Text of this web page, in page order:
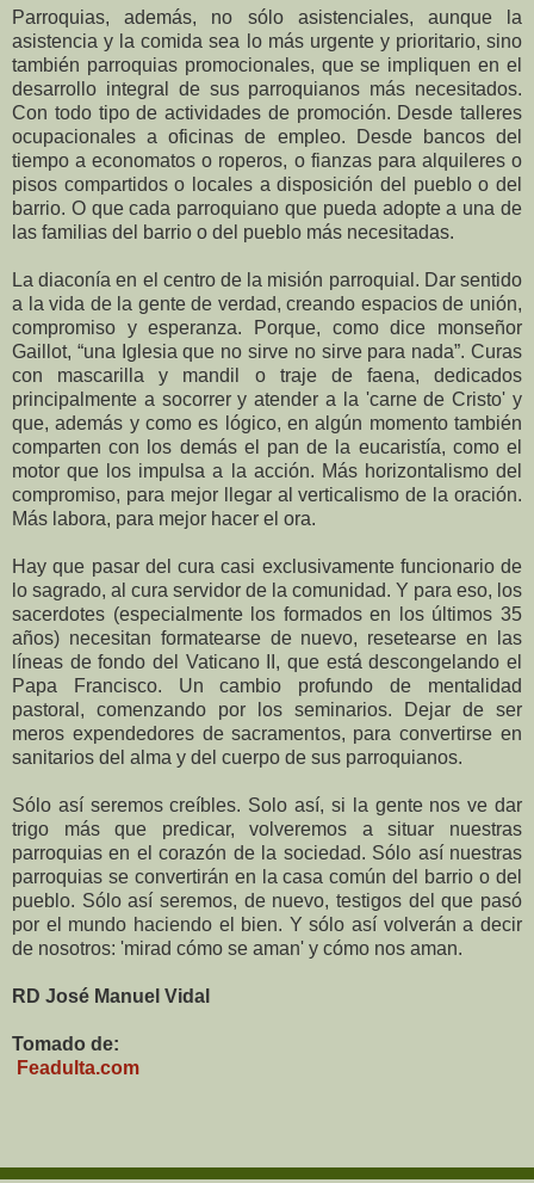
Parroquias, además, no sólo asistenciales, aunque la
asistencia y la comida sea lo más urgente y prioritario, sino
también parroquias promocionales, que se impliquen en el
desarrollo integral de sus parroquianos más necesitados.
Con todo tipo de actividades de promoción. Desde talleres
ocupacionales a oficinas de empleo. Desde bancos del
tiempo a economatos o roperos, o fianzas para alquileres o
pisos compartidos o locales a disposición del pueblo o del
barrio. O que cada parroquiano que pueda adopte a una de
las familias del barrio o del pueblo más necesitadas.
La diaconía en el centro de la misión parroquial. Dar sentido
a la vida de la gente de verdad, creando espacios de unión,
compromiso y esperanza. Porque, como dice monseñor
Gaillot, “una Iglesia que no sirve no sirve para nada”. Curas
con mascarilla y mandil o traje de faena, dedicados
principalmente a socorrer y atender a la 'carne de Cristo' y
que, además y como es lógico, en algún momento también
comparten con los demás el pan de la eucaristía, como el
motor que los impulsa a la acción. Más horizontalismo del
compromiso, para mejor llegar al verticalismo de la oración.
Más labora, para mejor hacer el ora.
Hay que pasar del cura casi exclusivamente funcionario de
lo sagrado, al cura servidor de la comunidad. Y para eso, los
sacerdotes (especialmente los formados en los últimos 35
años) necesitan formatearse de nuevo, resetearse en las
líneas de fondo del Vaticano II, que está descongelando el
Papa Francisco. Un cambio profundo de mentalidad
pastoral, comenzando por los seminarios. Dejar de ser
meros expendedores de sacramentos, para convertirse en
sanitarios del alma y del cuerpo de sus parroquianos.
Sólo así seremos creíbles. Solo así, si la gente nos ve dar
trigo más que predicar, volveremos a situar nuestras
parroquias en el corazón de la sociedad. Sólo así nuestras
parroquias se convertirán en la casa común del barrio o del
pueblo. Sólo así seremos, de nuevo, testigos del que pasó
por el mundo haciendo el bien. Y sólo así volverán a decir
de nosotros: 'mirad cómo se aman' y cómo nos aman.
RD José Manuel Vidal
Tomado de:
Feadulta.com